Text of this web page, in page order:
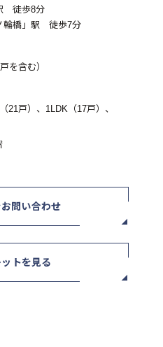
相談室
徒歩8分
輪橋」駅 徒歩7分
を含む）
21戸）、1LDK（17戸）、
問い合わせ
トを見る